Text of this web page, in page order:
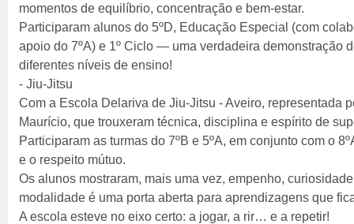
momentos de equilíbrio, concentração e bem-estar.
Participaram alunos do 5ºD, Educação Especial (com
apoio do 7ºA) e 1º Ciclo — uma verdadeira demonstração
diferentes níveis de ensino!
- Jiu-Jitsu
Com a Escola Delariva de Jiu-Jitsu - Aveiro, representada
Maurício, que trouxeram técnica, disciplina e espírito de
Participaram as turmas do 7ºB e 5ºA, em conjunto com o
e o respeito mútuo.
Os alunos mostraram, mais uma vez, empenho,
modalidade é uma porta aberta para aprendizagens que
A escola esteve no eixo certo: a jogar, a rir… e a repetir!